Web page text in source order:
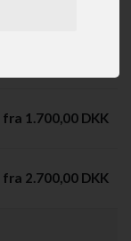
fra 1.700,00 DKK
fra 2.700,00 DKK